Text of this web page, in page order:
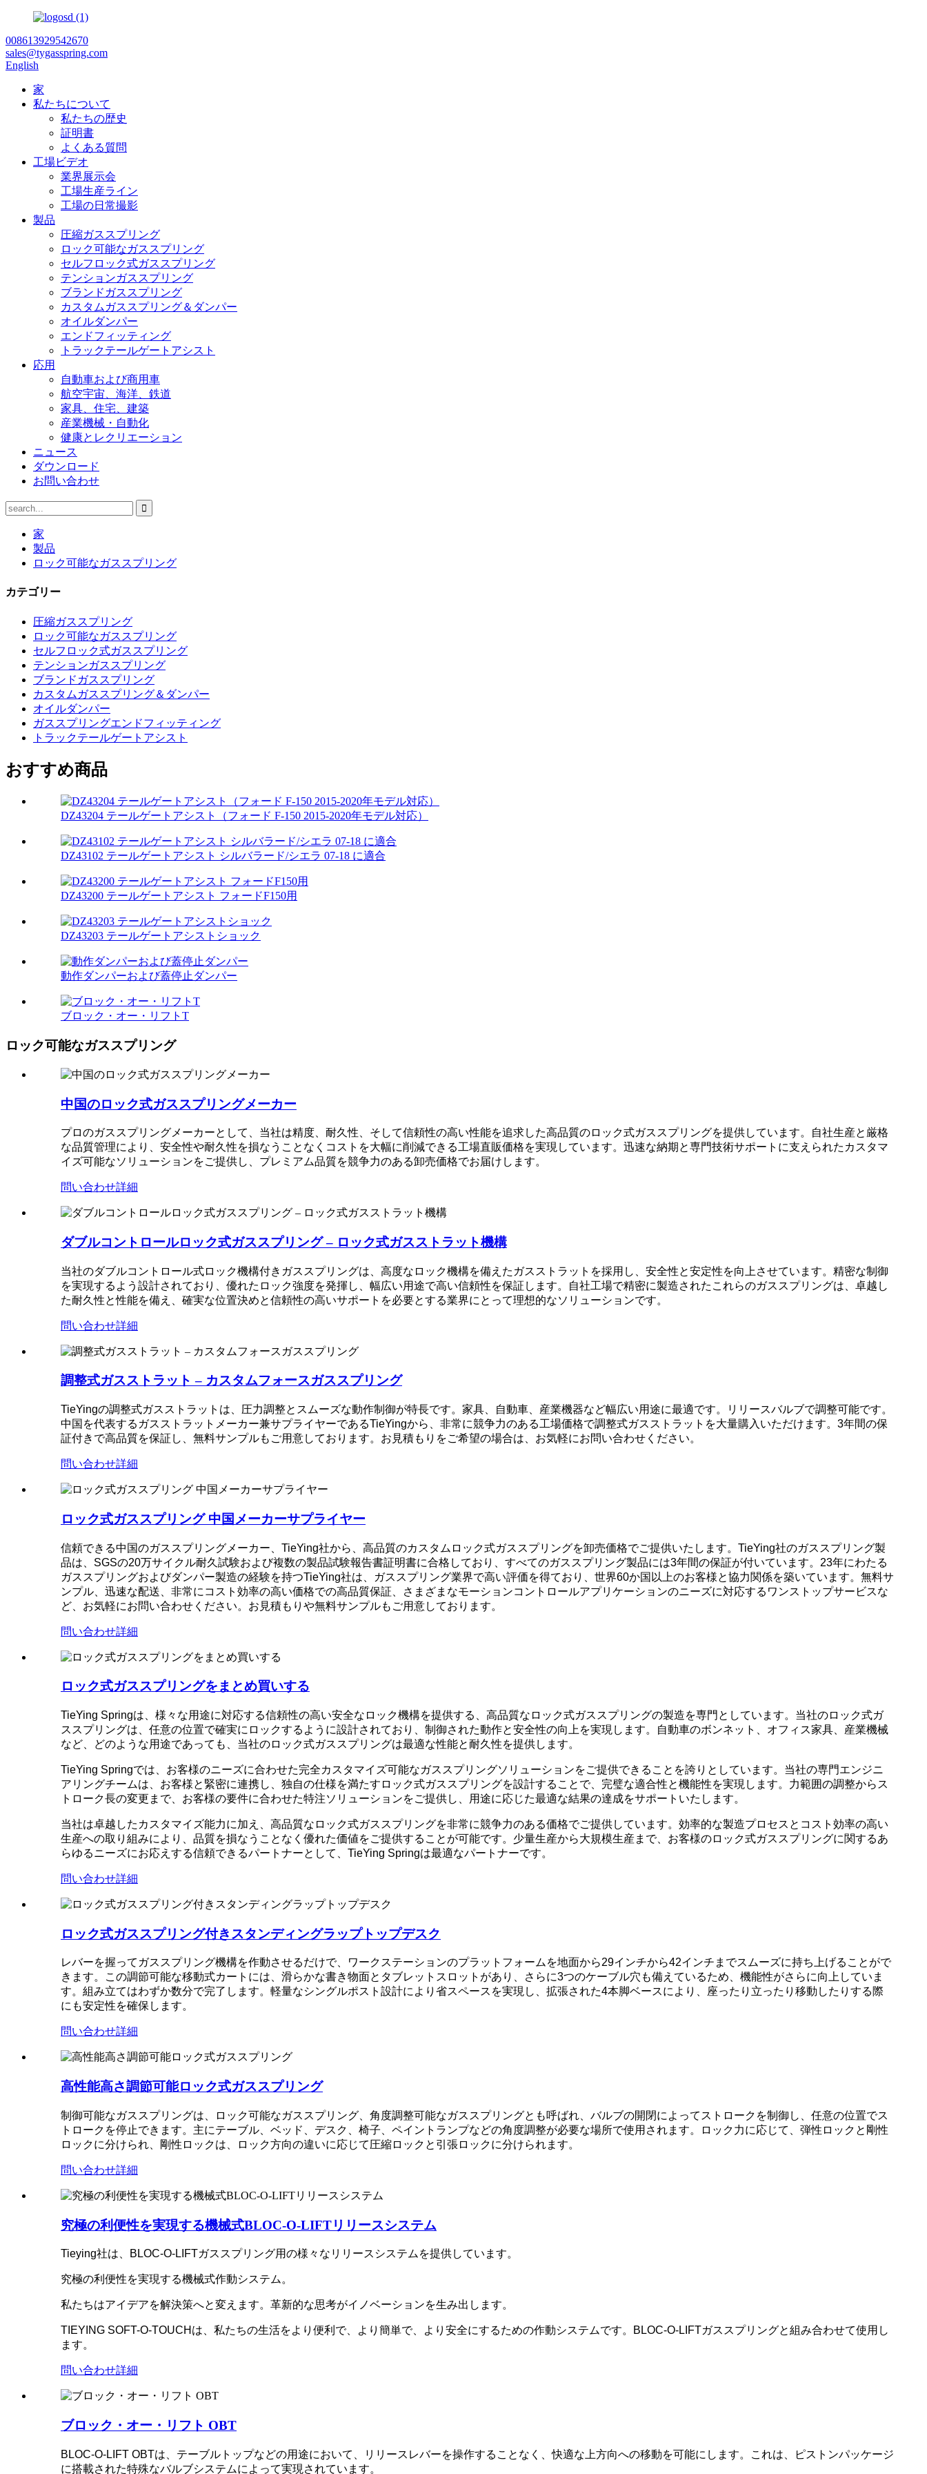
008613929542670
sales@tygasspring.com
English
家
私たちについて
私たちの歴史
証明書
よくある質問
工場ビデオ
業界展示会
工場生産ライン
工場の日常撮影
製品
圧縮ガススプリング
ロック可能なガススプリング
セルフロック式ガススプリング
テンションガススプリング
ブランドガススプリング
カスタムガススプリング＆ダンパー
オイルダンパー
エンドフィッティング
トラックテールゲートアシスト
応用
自動車および商用車
航空宇宙、海洋、鉄道
家具、住宅、建築
産業機械・自動化
健康とレクリエーション
ニュース
ダウンロード
お問い合わせ
家
製品
ロック可能なガススプリング
カテゴリー
圧縮ガススプリング
ロック可能なガススプリング
セルフロック式ガススプリング
テンションガススプリング
ブランドガススプリング
カスタムガススプリング＆ダンパー
オイルダンパー
ガススプリングエンドフィッティング
トラックテールゲートアシスト
おすすめ商品
DZ43204 テールゲートアシスト（フォード F-150 2015-2020年モデル対応）
DZ43102 テールゲートアシスト シルバラード/シエラ 07-18 に適合
DZ43200 テールゲートアシスト フォードF150用
DZ43203 テールゲートアシストショック
動作ダンパーおよび蓋停止ダンパー
ブロック・オー・リフトT
ロック可能なガススプリング
中国のロック式ガススプリングメーカー
プロのガススプリングメーカーとして、当社は精度、耐久性、そして信頼性の高い性能を追求した高品質のロック式ガススプリングを提供しています。自社生産と厳格
な品質管理により、安全性や耐久性を損なうことなくコストを大幅に削減できる工場直販価格を実現しています。迅速な納期と専門技術サポートに支えられたカスタマ
イズ可能なソリューションをご提供し、プレミアム品質を競争力のある卸売価格でお届けします。
問い合わせ詳細
ダブルコントロールロック式ガススプリング – ロック式ガスストラット機構
当社のダブルコントロール式ロック機構付きガススプリングは、高度なロック機構を備えたガスストラットを採用し、安全性と安定性を向上させています。精密な制御
を実現するよう設計されており、優れたロック強度を発揮し、幅広い用途で高い信頼性を保証します。自社工場で精密に製造されたこれらのガススプリングは、卓越し
た耐久性と性能を備え、確実な位置決めと信頼性の高いサポートを必要とする業界にとって理想的なソリューションです。
問い合わせ詳細
調整式ガスストラット – カスタムフォースガススプリング
TieYingの調整式ガスストラットは、圧力調整とスムーズな動作制御が特長です。家具、自動車、産業機器など幅広い用途に最適です。リリースバルブで調整可能です。
中国を代表するガスストラットメーカー兼サプライヤーであるTieYingから、非常に競争力のある工場価格で調整式ガスストラットを大量購入いただけます。3年間の保
証付きで高品質を保証し、無料サンプルもご用意しております。お見積もりをご希望の場合は、お気軽にお問い合わせください。
問い合わせ詳細
ロック式ガススプリング 中国メーカーサプライヤー
信頼できる中国のガススプリングメーカー、TieYing社から、高品質のカスタムロック式ガススプリングを卸売価格でご提供いたします。TieYing社のガススプリング製
品は、SGSの20万サイクル耐久試験および複数の製品試験報告書証明書に合格しており、すべてのガススプリング製品には3年間の保証が付いています。23年にわたる
ガススプリングおよびダンパー製造の経験を持つTieYing社は、ガススプリング業界で高い評価を得ており、世界60か国以上のお客様と協力関係を築いています。無料サ
ンプル、迅速な配送、非常にコスト効率の高い価格での高品質保証、さまざまなモーションコントロールアプリケーションのニーズに対応するワンストップサービスな
ど、お気軽にお問い合わせください。お見積もりや無料サンプルもご用意しております。
問い合わせ詳細
ロック式ガススプリングをまとめ買いする
TieYing Springは、様々な用途に対応する信頼性の高い安全なロック機構を提供する、高品質なロック式ガススプリングの製造を専門としています。当社のロック式ガ
ススプリングは、任意の位置で確実にロックするように設計されており、制御された動作と安全性の向上を実現します。自動車のボンネット、オフィス家具、産業機械
など、どのような用途であっても、当社のロック式ガススプリングは最適な性能と耐久性を提供します。
TieYing Springでは、お客様のニーズに合わせた完全カスタマイズ可能なガススプリングソリューションをご提供できることを誇りとしています。当社の専門エンジニ
アリングチームは、お客様と緊密に連携し、独自の仕様を満たすロック式ガススプリングを設計することで、完璧な適合性と機能性を実現します。力範囲の調整からス
トローク長の変更まで、お客様の要件に合わせた特注ソリューションをご提供し、用途に応じた最適な結果の達成をサポートいたします。
当社は卓越したカスタマイズ能力に加え、高品質なロック式ガススプリングを非常に競争力のある価格でご提供しています。効率的な製造プロセスとコスト効率の高い
生産への取り組みにより、品質を損なうことなく優れた価値をご提供することが可能です。少量生産から大規模生産まで、お客様のロック式ガススプリングに関するあ
らゆるニーズにお応えする信頼できるパートナーとして、TieYing Springは最適なパートナーです。
問い合わせ詳細
ロック式ガススプリング付きスタンディングラップトップデスク
レバーを握ってガススプリング機構を作動させるだけで、ワークステーションのプラットフォームを地面から29インチから42インチまでスムーズに持ち上げることがで
きます。この調節可能な移動式カートには、滑らかな書き物面とタブレットスロットがあり、さらに3つのケーブル穴も備えているため、機能性がさらに向上していま
す。組み立てはわずか数分で完了します。軽量なシングルポスト設計により省スペースを実現し、拡張された4本脚ベースにより、座ったり立ったり移動したりする際
にも安定性を確保します。
問い合わせ詳細
高性能高さ調節可能ロック式ガススプリング
制御可能なガススプリングは、ロック可能なガススプリング、角度調整可能なガススプリングとも呼ばれ、バルブの開閉によってストロークを制御し、任意の位置でス
トロークを停止できます。主にテーブル、ベッド、デスク、椅子、ペイントランプなどの角度調整が必要な場所で使用されます。ロック力に応じて、弾性ロックと剛性
ロックに分けられ、剛性ロックは、ロック方向の違いに応じて圧縮ロックと引張ロックに分けられます。
問い合わせ詳細
究極の利便性を実現する機械式BLOC-O-LIFTリリースシステム
Tieying社は、BLOC-O-LIFTガススプリング用の様々なリリースシステムを提供しています。
究極の利便性を実現する機械式作動システム。
私たちはアイデアを解決策へと変えます。革新的な思考がイノベーションを生み出します。
TIEYING SOFT-O-TOUCHは、私たちの生活をより便利で、より簡単で、より安全にするための作動システムです。BLOC-O-LIFTガススプリングと組み合わせて使用​​し
ます。
問い合わせ詳細
ブロック・オー・リフト OBT
BLOC-O-LIFT OBTは、テーブルトップなどの用途において、リリースレバーを操作することなく、快適な上方向への移動を可能にします。これは、ピストンパッケージ
に搭載された特殊なバルブシステムによって実現されています。